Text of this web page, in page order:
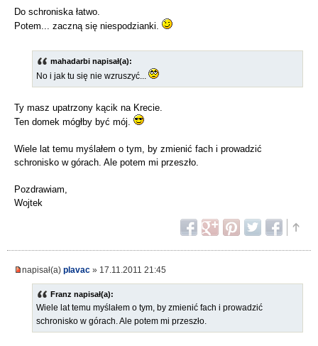
Do schroniska łatwo.
Potem... zaczną się niespodzianki.
mahadarbi napisał(a):
No i jak tu się nie wzruszyć...
Ty masz upatrzony kącik na Krecie.
Ten domek mógłby być mój.
Wiele lat temu myślałem o tym, by zmienić fach i prowadzić
schronisko w górach. Ale potem mi przeszło.
Pozdrawiam,
Wojtek
napisał(a) plavac » 17.11.2011 21:45
Franz napisał(a):
Wiele lat temu myślałem o tym, by zmienić fach i prowadzić
schronisko w górach. Ale potem mi przeszło.